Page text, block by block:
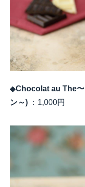
◆Chocolat au The〜
ン～) ： 1,000円